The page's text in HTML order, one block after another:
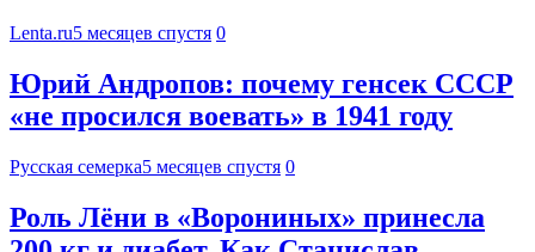
Lenta.ru5 месяцев спустя 0
Юрий Андропов: почему генсек СССР
«не просился воевать» в 1941 году
Русская семерка5 месяцев спустя 0
Роль Лёни в «Ворониных» принесла